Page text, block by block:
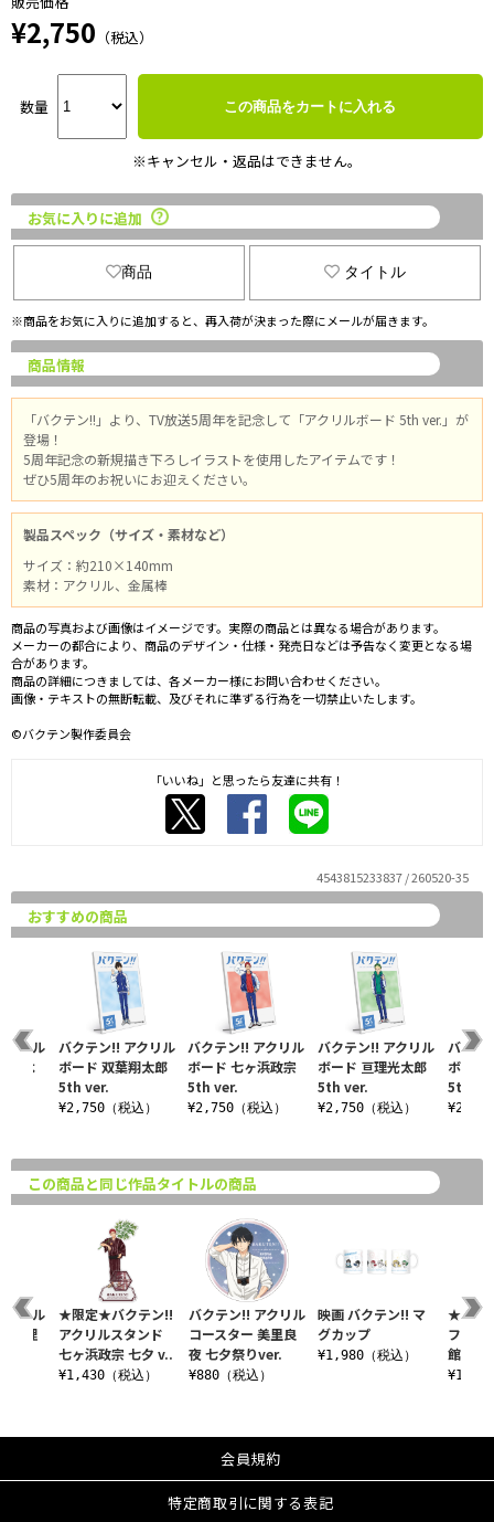
¥2,750 （税込）
数量 この商品をカートに入れる
※キャンセル・返品はできません。
お気に入りに追加
商品 タイトル
※商品をお気に入りに追加すると、再入荷が決まった際にメールが届きます。
商品情報
「バクテン!!」より、TV放送5周年を記念して「アクリルボード 5th ver.」が
登場！
5周年記念の新規描き下ろしイラストを使用したアイテムです！
ぜひ5周年のお祝いにお迎えください。
製品スペック（サイズ・素材など）
サイズ：約210×140mm
素材：アクリル、金属棒
商品の写真および画像はイメージです。実際の商品とは異なる場合があります。
メーカーの都合により、商品のデザイン・仕様・発売日などは予告なく変更となる場
合があります。
商品の詳細につきましては、各メーカー様にお問い合わせください。
画像・テキストの無断転載、及びそれに準ずる行為を一切禁止いたします。
©バクテン製作委員会
「いいね」と思ったら友達に共有！
4543815233837 / 260520-35
おすすめの商品
バクテン!! アクリル
ボード 七ヶ浜政宗
5th ver.
¥2,750（税込）
バクテン!! アクリル
ボード 亘理光太郎
5th ver.
¥2,750（税込）
バクテ
ボード
5th
¥2,750
クリル
がよ
バクテン!! アクリル
ボード 双葉翔太郎
5th ver.
¥2,750（税込）
この商品と同じ作品タイトルの商品
バクテン!! アクリル
コースター 美里良
夜 七夕祭りver.
¥880（税込）
映画 バクテン!! マ
グカップ
¥1,980（税込）
★限定
フラッ
館敬助
¥1,540
クリル
亘理
★限定★バクテン!!
アクリルスタンド
七ヶ浜政宗 七夕 v..
¥1,430（税込）
会員規約
特定商取引に関する表記